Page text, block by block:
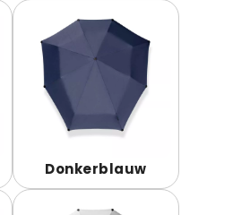
Donkerblauw